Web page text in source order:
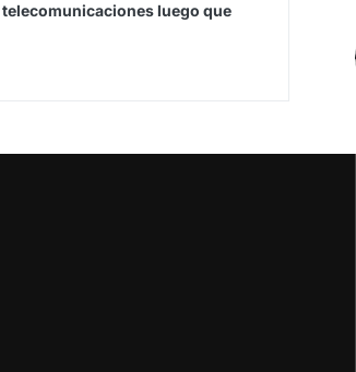
telecomunicaciones luego que